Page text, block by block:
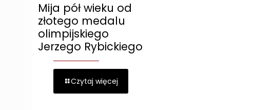
Mija pół wieku od
złotego medalu
olimpijskiego
Jerzego Rybickiego
Czytaj więcej